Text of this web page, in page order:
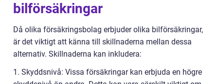
bilförsäkringar
Då olika försäkringsbolag erbjuder olika bilförsäkringar,
är det viktigt att känna till skillnaderna mellan dessa
alternativ. Skillnaderna kan inkludera:
1. Skyddsnivå: Vissa försäkringar kan erbjuda en högre